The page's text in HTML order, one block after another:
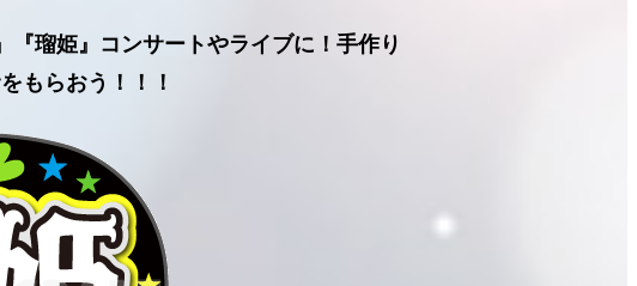
『瑠姫』コンサートやライブに！手作り
もらおう！！！